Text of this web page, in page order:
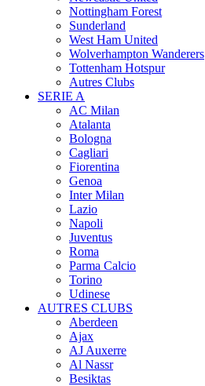
Nottingham Forest
Sunderland
West Ham United
Wolverhampton Wanderers
Tottenham Hotspur
Autres Clubs
SERIE A
AC Milan
Atalanta
Bologna
Cagliari
Fiorentina
Genoa
Inter Milan
Lazio
Napoli
Juventus
Roma
Parma Calcio
Torino
Udinese
AUTRES CLUBS
Aberdeen
Ajax
AJ Auxerre
Al Nassr
Besiktas